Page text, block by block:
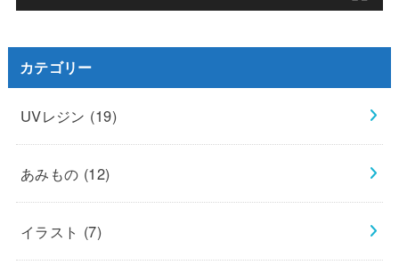
カテゴリー
UVレジン (19)
あみもの (12)
イラスト (7)